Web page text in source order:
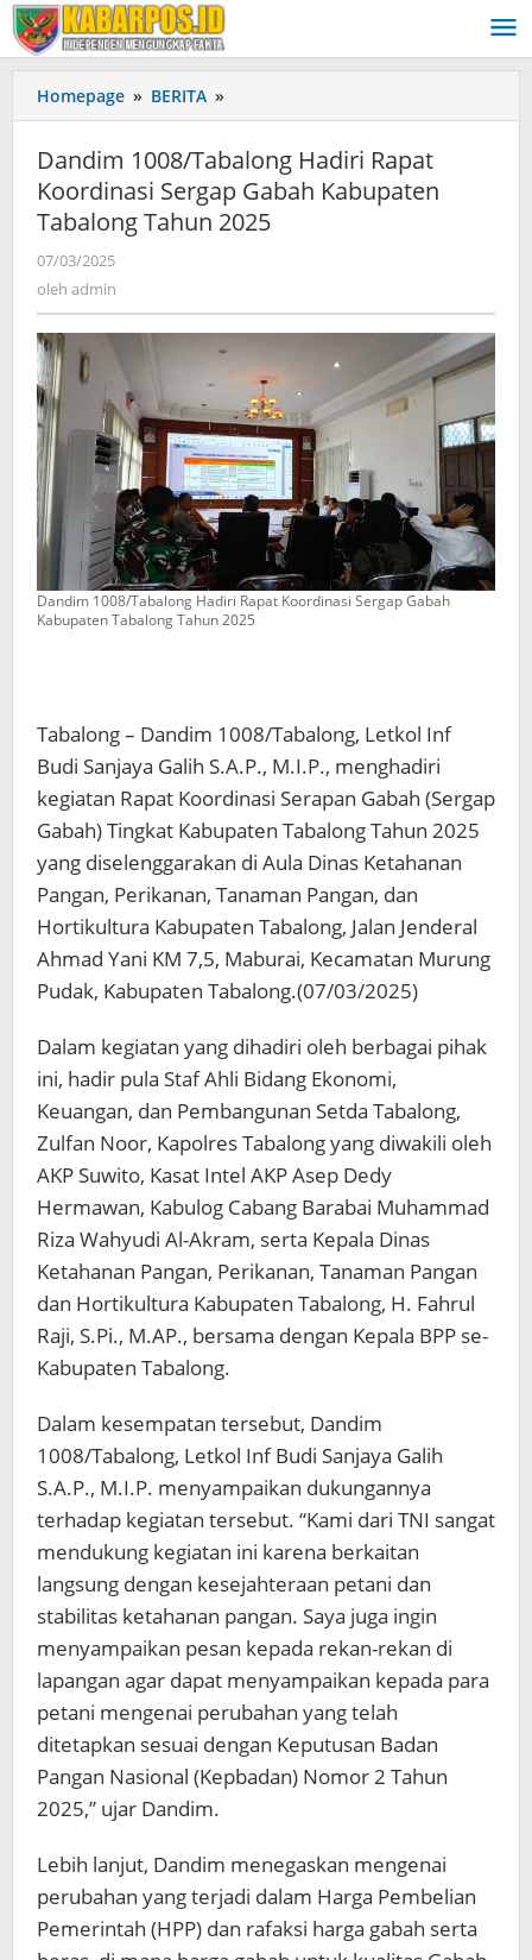
Lewati
ke
konten
Homepage » BERITA »
1008/Tabalong
Hadiri
Rapat
Koordinasi
Sergap
Tahun
Dandim 1008/Tabalong Hadiri Rapat
Koordinasi Sergap Gabah Kabupaten
Tabalong Tahun 2025
07/03/2025
oleh admin
Dandim 1008/Tabalong Hadiri Rapat Koordinasi Sergap Gabah
Kabupaten Tabalong Tahun 2025
Tabalong – Dandim 1008/Tabalong, Letkol Inf
Budi Sanjaya Galih S.A.P., M.I.P., menghadiri
kegiatan Rapat Koordinasi Serapan Gabah (Sergap
Gabah) Tingkat Kabupaten Tabalong Tahun 2025
yang diselenggarakan di Aula Dinas Ketahanan
Pangan, Perikanan, Tanaman Pangan, dan
Hortikultura Kabupaten Tabalong, Jalan Jenderal
Ahmad Yani KM 7,5, Maburai, Kecamatan Murung
Pudak, Kabupaten Tabalong.(07/03/2025)
Dalam kegiatan yang dihadiri oleh berbagai pihak
ini, hadir pula Staf Ahli Bidang Ekonomi,
Keuangan, dan Pembangunan Setda Tabalong,
Zulfan Noor, Kapolres Tabalong yang diwakili oleh
AKP Suwito, Kasat Intel AKP Asep Dedy
Hermawan, Kabulog Cabang Barabai Muhammad
Riza Wahyudi Al-Akram, serta Kepala Dinas
Ketahanan Pangan, Perikanan, Tanaman Pangan
dan Hortikultura Kabupaten Tabalong, H. Fahrul
Raji, S.Pi., M.AP., bersama dengan Kepala BPP se-
Kabupaten Tabalong.
Dalam kesempatan tersebut, Dandim
1008/Tabalong, Letkol Inf Budi Sanjaya Galih
S.A.P., M.I.P. menyampaikan dukungannya
terhadap kegiatan tersebut. “Kami dari TNI sangat
mendukung kegiatan ini karena berkaitan
langsung dengan kesejahteraan petani dan
stabilitas ketahanan pangan. Saya juga ingin
menyampaikan pesan kepada rekan-rekan di
lapangan agar dapat menyampaikan kepada para
petani mengenai perubahan yang telah
ditetapkan sesuai dengan Keputusan Badan
Pangan Nasional (Kepbadan) Nomor 2 Tahun
2025,” ujar Dandim.
Lebih lanjut, Dandim menegaskan mengenai
perubahan yang terjadi dalam Harga Pembelian
Pemerintah (HPP) dan rafaksi harga gabah serta